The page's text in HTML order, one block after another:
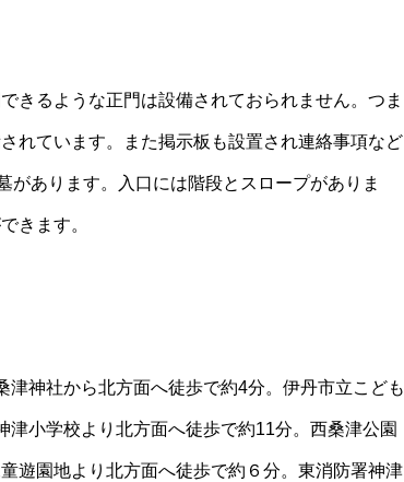
きるような正門は設備されておられません。つま
れています。また掲示板も設置され連絡事項など
があります。入口には階段とスロープがありま
きます。
神社から北方面へ徒歩で約4分。伊丹市立こども
小学校より北方面へ徒歩で約11分。西桑津公園
遊園地より北方面へ徒歩で約６分。東消防署神津